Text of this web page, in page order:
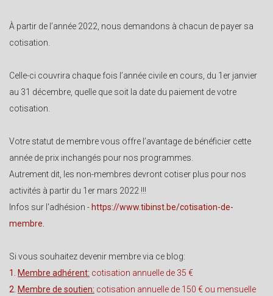
À partir de l’année 2022, nous demandons à chacun de payer sa
cotisation.
Celle-ci couvrira chaque fois l’année civile en cours, du 1er janvier
au 31 décembre, quelle que soit la date du paiement de votre
cotisation.
Votre statut de membre vous offre l’avantage de bénéficier cette
année de prix inchangés pour nos programmes.
Autrement dit, les non-membres devront cotiser plus pour nos
activités à partir du 1er mars 2022 !!!
Infos sur l'adhésion - https://www.tibinst.be/cotisation-de-
membre
Si vous souhaitez devenir membre via ce blog:
1.
Membre adhérent: cotisation annuelle de 35 €
2. Membre de soutien: cotisation annuelle de 150 € ou mensuelle